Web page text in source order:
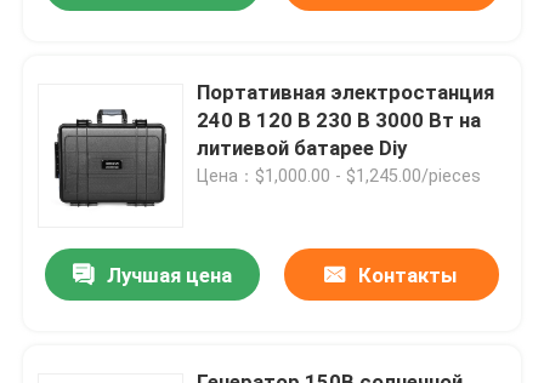
батарея 12V LiFePO4
батарея 48v Lifepo4
электростанция лития портативная
Портативная электростанция
240 В 120 В 230 В 3000 Вт на
литиевой батарее Diy
Цена：$1,000.00 - $1,245.00/pieces
Лучшая цена Контакты